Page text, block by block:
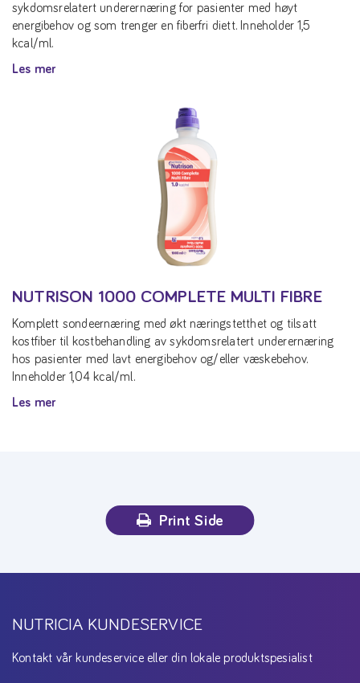
sykdomsrelatert underernæring for pasienter med høyt
energibehov og som trenger en fiberfri diett. Inneholder 1,5
kcal/ml.
Les mer
NUTRISON 1000 COMPLETE MULTI FIBRE
Komplett sondeernæring med økt næringstetthet og tilsatt
kostfiber til kostbehandling av sykdomsrelatert underernæring
hos pasienter med lavt energibehov og/eller væskebehov.
Inneholder 1,04 kcal/ml.
Les mer
Print Side
NUTRICIA KUNDESERVICE
Kontakt vår kundeservice eller din lokale produktspesialist